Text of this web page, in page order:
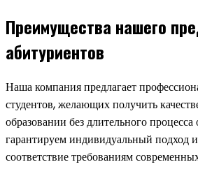
Преимущества нашего
абитуриентов
Наша компания предлагает
студентов, желающих получить
образовании без длительного
гарантируем индивидуальный подход
соответствие требованиям